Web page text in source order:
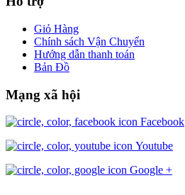
Giỏ Hàng
Chính sách Vận Chuyển
Hướng dẫn thanh toán
Bản Đồ
Mạng xã hội
Facebook
Youtube
Google +